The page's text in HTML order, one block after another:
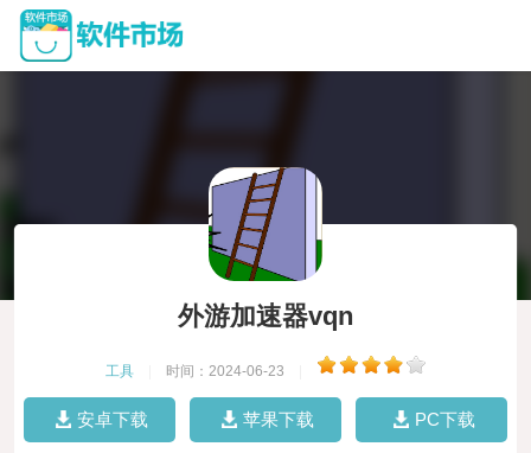
外游加速器vqn
工具 时间：2024-06-23
安卓下载 苹果下载 PC下载